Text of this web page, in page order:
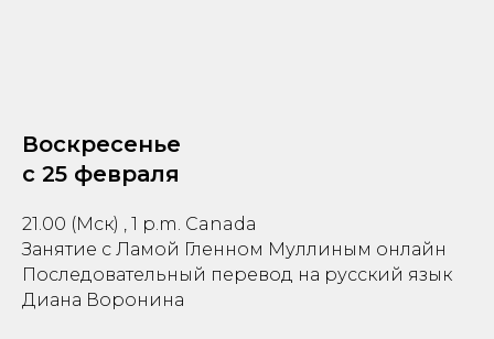
Воскресенье
с 25 февраля
21.00 (Мск) , 1 p.m. Canada
Занятие с Ламой Гленном Муллиным онлайн
Последовательный перевод на русский язык
Диана Воронина